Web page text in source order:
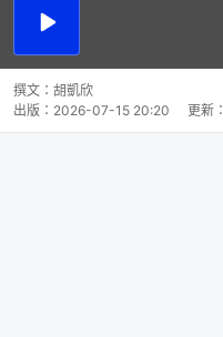
播
撰文： 胡凱欣
出版： 2026-07-15 20:20 更新：